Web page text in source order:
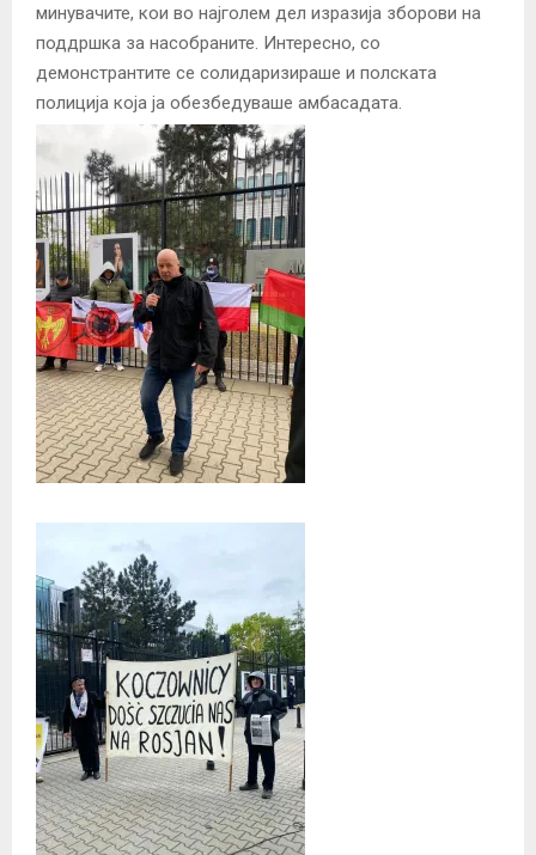
минувачите, кои во најголем дел изразија зборови на
поддршка за насобраните. Интересно, со
демонстрантите се солидаризираше и полската
полиција која ја обезбедуваше амбасадата.